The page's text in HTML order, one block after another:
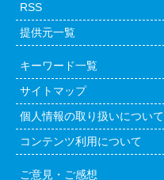
RSS
提供元一覧
キーワード一覧
サイトマップ
個人情報の取り扱いについて
コンテンツ利用について
ご意見・ご感想